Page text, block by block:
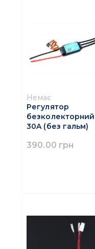
Немає
Регулятор
безколекторний
30A (без гальм)
390.00 грн